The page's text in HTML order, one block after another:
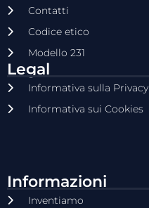
Contatti
Codice etico
Modello 231
Legal
Informativa sulla Privacy
Informativa sui Cookies
Informazioni
Inventiamo